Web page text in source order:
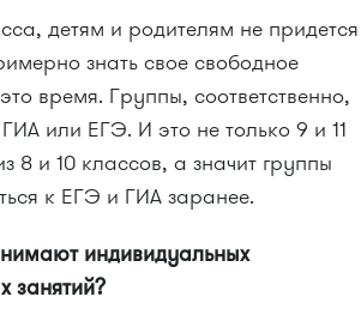
детям и родителям не придется
знать свое свободное
время. Группы, соответственно,
или ЕГЭ. И это не только 9 и 11
и 10 классов, а значит группы
к ЕГЭ и ГИА заранее.
индивидуальных
занятий?